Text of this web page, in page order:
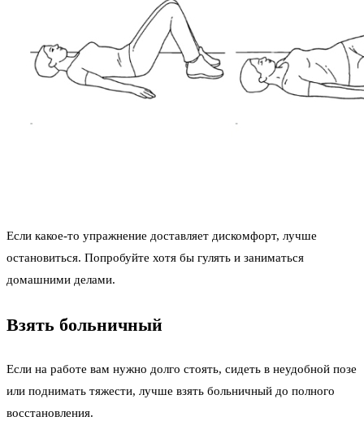
Если какое-то упражнение доставляет дискомфорт, лучше
остановиться. Попробуйте хотя бы гулять и заниматься
домашними делами.
Взять больничный
Если на работе вам нужно долго стоять, сидеть в неудобной позе
или поднимать тяжести, лучше взять больничный до полного
восстановления.